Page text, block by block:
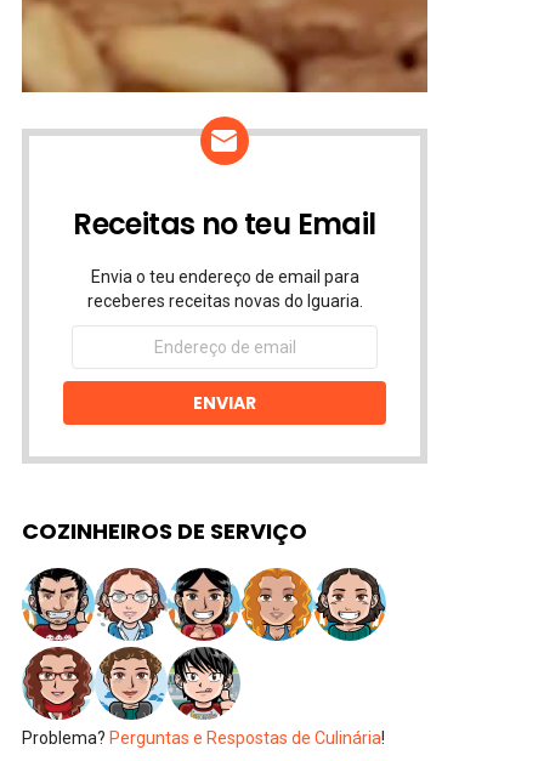
Receitas no teu Email
Envia o teu endereço de email para
receberes receitas novas do Iguaria.
Endereço
email
ENVIAR
COZINHEIROS DE SERVIÇO
Problema? Perguntas e Respostas de Culinária!